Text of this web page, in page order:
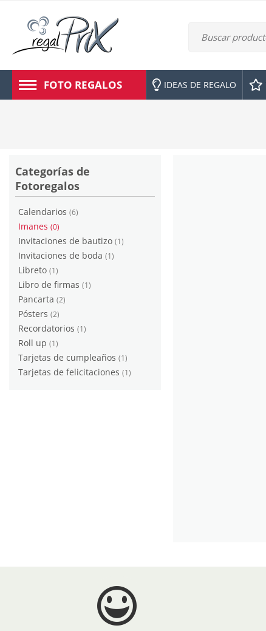
FOTO REGALOS IDEAS DE REGALO
Categorías de
Fotoregalos
Calendarios (6)
Imanes (0)
Invitaciones de bautizo (1)
Invitaciones de boda (1)
Libreto (1)
Libro de firmas (1)
Pancarta (2)
Pósters (2)
Recordatorios (1)
Roll up (1)
Tarjetas de cumpleaños (1)
Tarjetas de felicitaciones (1)